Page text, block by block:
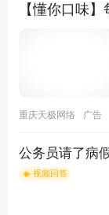
【懂你口味
重庆天极网络 广告
公务员请了病
视频回答